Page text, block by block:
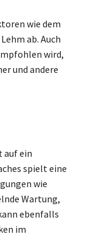
wie dem
ab. Auch
wird,
und andere
auf ein
spielt eine
wie
Wartung,
ebenfalls
im